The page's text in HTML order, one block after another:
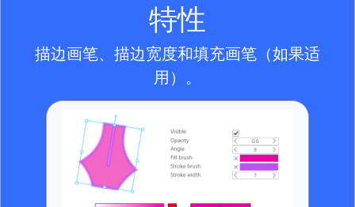
特性
描边画笔、描边宽度和填充画笔（如果适
用）。